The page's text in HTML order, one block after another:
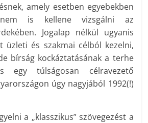
amely esetben egyebekben
is kellene vizsgálni az
Jogalap nélkül ugyanis
üzleti és szakmai célból kezelni,
bírság kockáztatásának a terhe
túlságosan célravezető
úgy nagyjából 1992(!)
a „klasszikus” szövegezést a